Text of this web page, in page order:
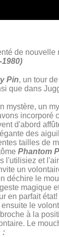
de nouvelle
Pin, un tour
que dans
mystère, un
incorporé
d'abord
des
tailles de
Phantom
l'utilisiez et
un
déchire le
magique
en parfait état!
le
à la
Le
: